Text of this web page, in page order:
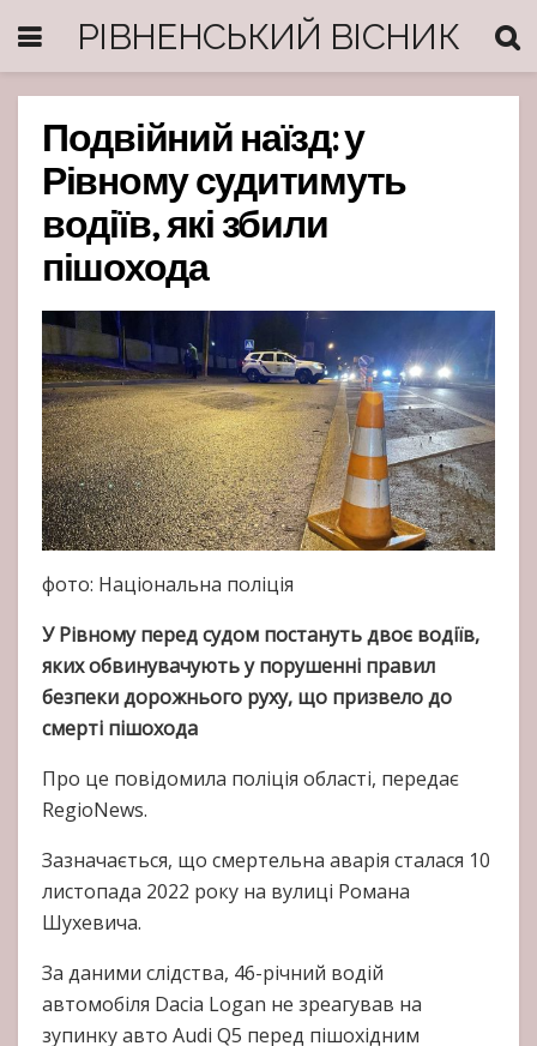
РІВНЕНСЬКИЙ ВІСНИК
Подвійний наїзд: у
Рівному судитимуть
водіїв, які збили
пішохода
фото: Національна поліція
У Рівному перед судом постануть двоє водіїв,
яких обвинувачують у порушенні правил
безпеки дорожнього руху, що призвело до
смерті пішохода
Про це повідомила поліція області, передає
RegioNews.
Зазначається, що смертельна аварія сталася 10
листопада 2022 року на вулиці Романа
Шухевича.
За даними слідства, 46-річний водій
автомобіля Dacia Logan не зреагував на
зупинку авто Audi Q5 перед пішохідним